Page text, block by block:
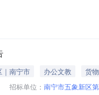
钱柜无型号米
｜南宁市 办公文教
货物
招标单位： 南宁市五象新区